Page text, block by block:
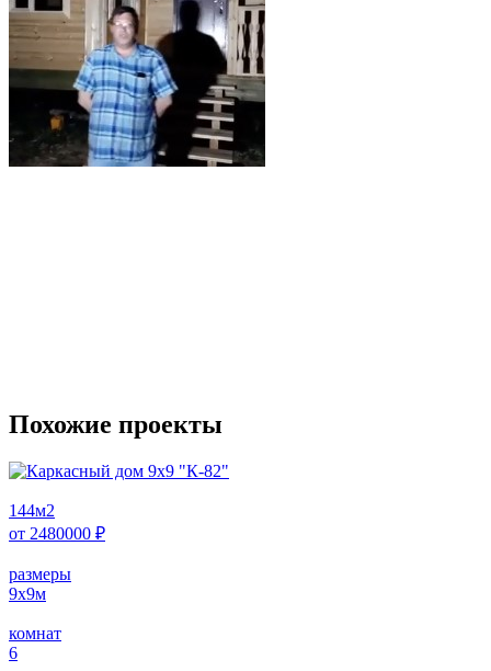
Похожие проекты
144м2
от 2480000 ₽
размеры
9х9м
комнат
6